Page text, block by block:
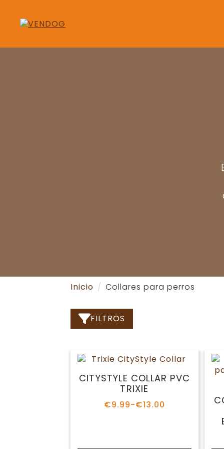
Inicio Collares para perros
FILTROS
CITYSTYLE COLLAR PVC
TRIXIE
€9.99-€13.00
Rango